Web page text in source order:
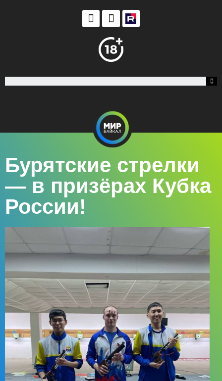
Бурятские стрелки
— в призёрах Кубка
России!